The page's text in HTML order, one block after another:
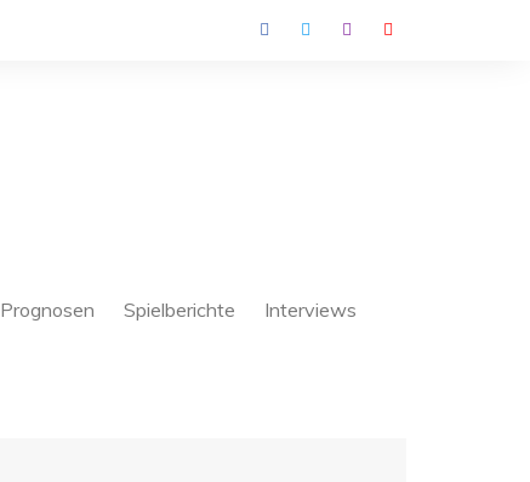
Prognosen Spielberichte Interviews